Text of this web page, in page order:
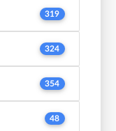
319
324
354
48